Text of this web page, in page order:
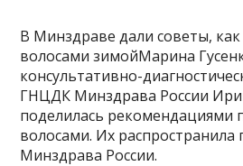
В Минздраве дали советы, как
волосами зимойМарина
консультативно-
ГНЦДК Минздрава России
поделилась рекомендациями
волосами. Их распространила
Минздрава России.